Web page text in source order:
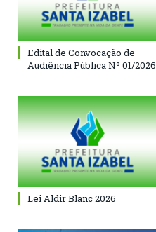
Edital de Convocação de
Audiência Pública Nº 01/2026
Lei Aldir Blanc 2026